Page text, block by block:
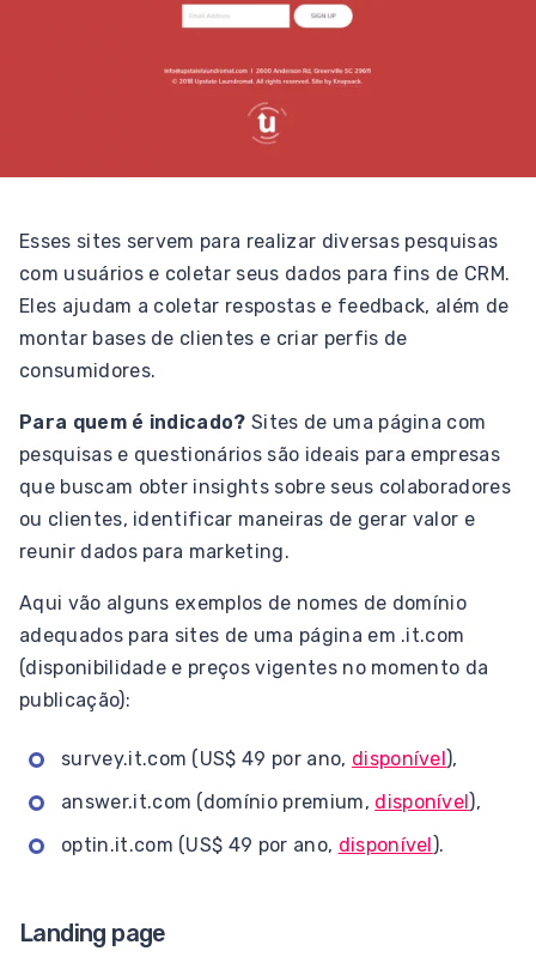
Esses sites servem para realizar diversas pesquisas
com usuários e coletar seus dados para fins de CRM.
Eles ajudam a coletar respostas e feedback, além de
montar bases de clientes e criar perfis de
consumidores.
Para quem é indicado?Sites de uma página com
pesquisas e questionários são ideais para empresas
que buscam obter insights sobre seus colaboradores
ou clientes, identificar maneiras de gerar valor e
reunir dados para marketing.
Aqui vão alguns exemplos de nomes de domínio
adequados para sites de uma página em .it.com
(disponibilidade e preços vigentes no momento da
publicação):
survey.it.com (US$ 49 por ano, disponível),
answer.it.com (domínio premium, disponível),
optin.it.com (US$ 49 por ano, disponível).
Landing page